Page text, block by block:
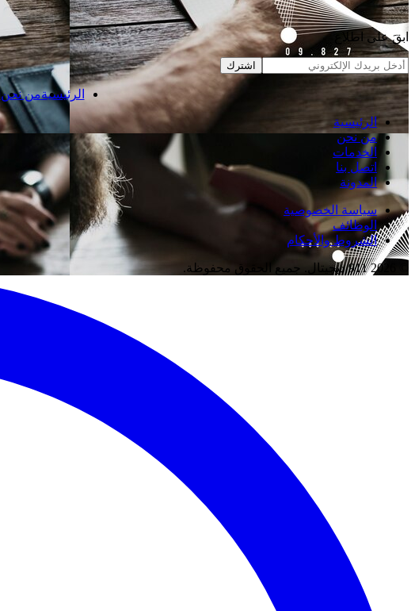
ابقَ على اطلاع
اشترك
الرئيسيةمن نحن
الرئيسية
من نحن
الخدمات
اتصل بنا
المدونة
سياسة الخصوصية
الوظائف
الشروط والأحكام